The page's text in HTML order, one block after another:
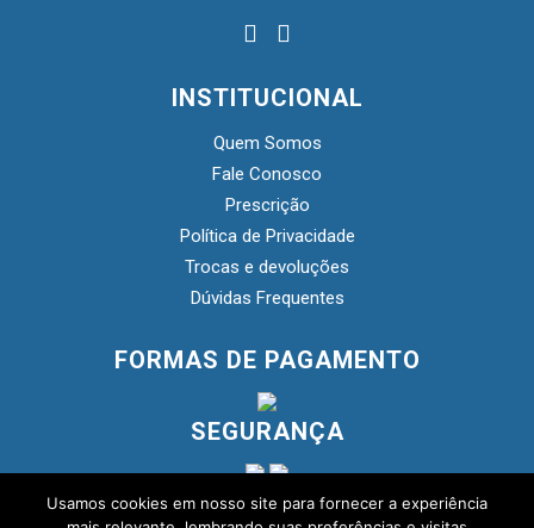
INSTITUCIONAL
Quem Somos
Fale Conosco
Prescrição
Política de Privacidade
Trocas e devoluções
Dúvidas Frequentes
FORMAS DE PAGAMENTO
SEGURANÇA
Usamos cookies em nosso site para fornecer a experiência